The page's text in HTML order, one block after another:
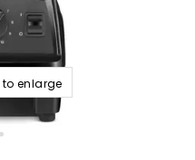
to enlarge